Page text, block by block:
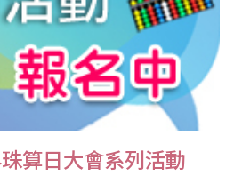
算日大會系列活動